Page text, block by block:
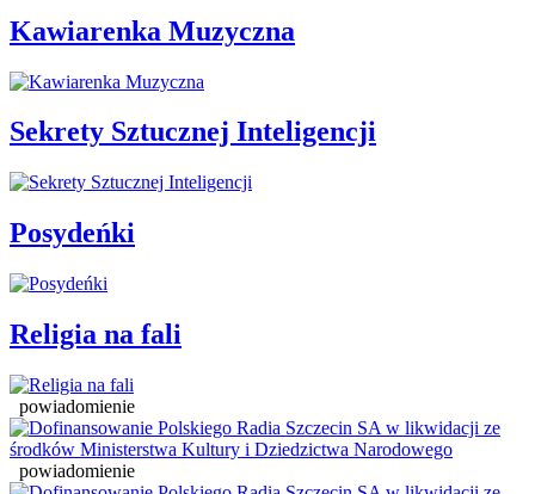
Kawiarenka Muzyczna
Sekrety Sztucznej Inteligencji
Posydeńki
Religia na fali
powiadomienie
powiadomienie